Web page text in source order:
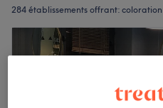
284 établissements offrant: coloration